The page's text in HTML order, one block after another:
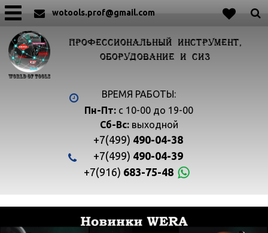
wotools.prof@gmail.com
ПРОФЕССИОНАЛЬНЫЙ ИНСТРУМЕНТ,
ОБОРУДОВАНИЕ И СИЗ
ВРЕМЯ РАБОТЫ:
Пн-Пт: с 10-00 до 19-00
Сб-Вс:выходной
+7(499) 490-04-38
+7(499) 490-04-39
+7(916) 683-75-48